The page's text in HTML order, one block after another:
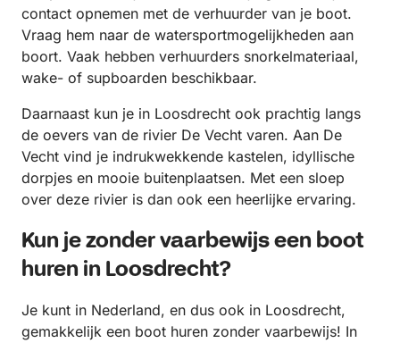
contact opnemen met de verhuurder van je boot.
Vraag hem naar de watersportmogelijkheden aan
boort. Vaak hebben verhuurders snorkelmateriaal,
wake- of supboarden beschikbaar.
Daarnaast kun je in Loosdrecht ook prachtig langs
de oevers van de rivier De Vecht varen. Aan De
Vecht vind je indrukwekkende kastelen, idyllische
dorpjes en mooie buitenplaatsen. Met een sloep
over deze rivier is dan ook een heerlijke ervaring.
Kun je zonder vaarbewijs een boot
huren in Loosdrecht?
Je kunt in Nederland, en dus ook in Loosdrecht,
gemakkelijk een boot huren zonder vaarbewijs! In